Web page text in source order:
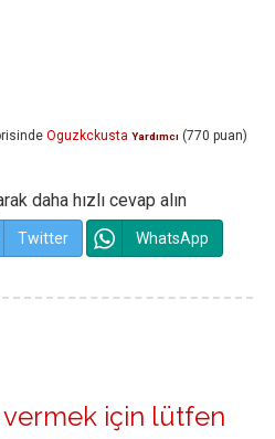
Oguzkckusta Yardımcı (770 puan)
daha hızlı cevap alın
Twitter WhatsApp
için lütfen